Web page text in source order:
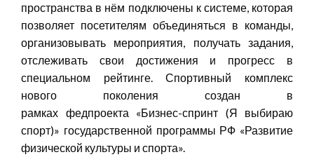
пространства в нём подключены к системе, которая
позволяет посетителям объединяться в команды,
организовывать мероприятия, получать задания,
отслеживать свои достижения и прогресс в
специальном рейтинге. Спортивный комплекс
нового поколения создан в
рамках федпроекта «Бизнес-спринт (Я выбираю
спорт)» государственной программы РФ «Развитие
физической культуры и спорта».